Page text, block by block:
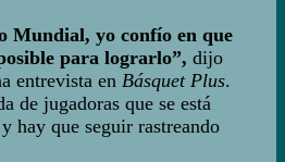
Mundial, yo confío en que
para lograrlo”, dijo
entrevista en Básquet Plus.
de jugadoras que se está
hay que seguir rastreando